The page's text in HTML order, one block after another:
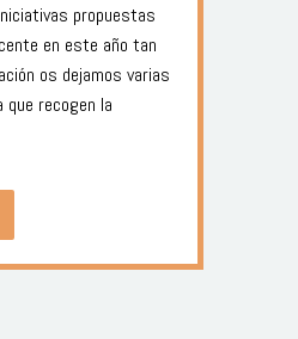
propuestas
en este año tan
os dejamos varias
recogen la